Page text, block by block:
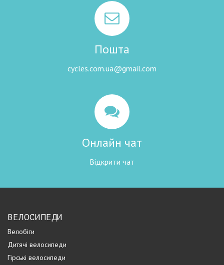
Пошта
cycles.com.ua@gmail.com
Онлайн чат
Відкрити чат
ВЕЛОСИПЕДИ
Велобіги
Дитячі велосипеди
Гірські велосипеди